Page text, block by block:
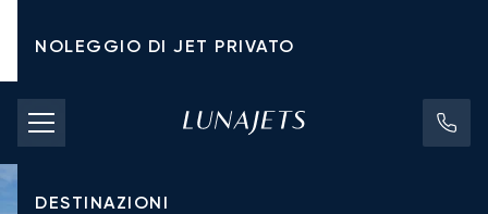
NOLEGGIO DI JET PRIVATO
TARIFFE DI NOLEGGIO
JET PRIVATI
DESTINAZIONI